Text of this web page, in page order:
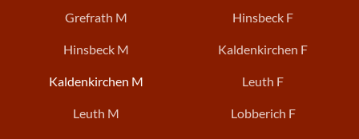
Grefrath M Hinsbeck F
Hinsbeck M Kaldenkirchen F
Kaldenkirchen M Leuth F
Leuth M Lobberich F